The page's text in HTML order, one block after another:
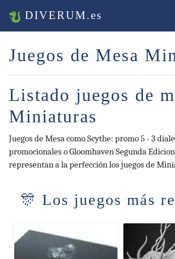
DIVERUM.es
Juegos de Mesa
Listado juegos de
Miniaturas
Juegos de Mesa como Scythe: promo 5 - 3
promocionales o Gloomhaven Segunda
representan a la perfección los juegos de
🎊 Los juegos más